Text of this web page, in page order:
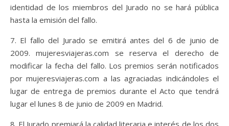
identidad de los miembros del Jurado no se hará pública
hasta la emisión del fallo.
7. El fallo del Jurado se emitirá antes del 6 de junio de
2009. mujeresviajeras.com se reserva el derecho de
modificar la fecha del fallo. Los premios serán notificados
por mujeresviajeras.com a las agraciadas indicándoles el
lugar de entrega de premios durante el Acto que tendrá
lugar el lunes 8 de junio de 2009 en Madrid.
8. El Jurado premiará la calidad literaria e interés de los dos